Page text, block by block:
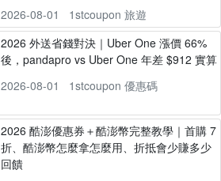
2026-08-01
1stcoupon 旅遊
2026 外送省錢對決｜Uber One 漲價 66%
後，pandapro vs Uber One 年差 $912 實算
2026-08-01
1stcoupon 優惠碼
2026 酷澎優惠券＋酷澎幣完整教學｜首購 7
折、酷澎幣怎麼拿怎麼用、折抵會少賺多少
回饋